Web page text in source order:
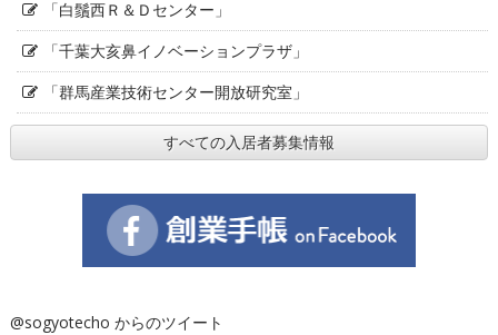
「白鬚西Ｒ＆Ｄセンター」
「千葉大亥鼻イノベーションプラザ」
「群馬産業技術センター開放研究室」
すべての入居者募集情報
@sogyotecho からのツイート